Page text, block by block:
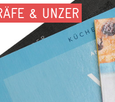
& UNZER